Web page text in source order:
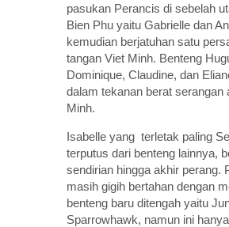
pasukan Perancis di sebelah
Bien Phu yaitu Gabrielle dan
kemudian berjatuhan satu
tangan Viet Minh. Benteng
Dominique, Claudine, dan
dalam tekanan berat serangan
Minh.
Isabelle yang terletak paling
terputus dari benteng lainnya,
sendirian hingga akhir perang.
masih gigih bertahan dengan
benteng baru ditengah yaitu
Sparrowhawk, namun ini hanya